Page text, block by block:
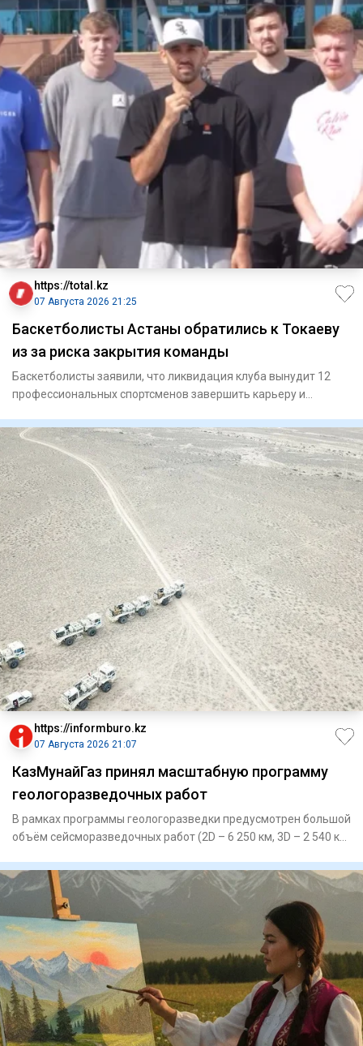
https://total.kz
07 Августа 2026 21:25
Баскетболисты Астаны обратились к Токаеву
из за риска закрытия команды
Баскетболисты заявили, что ликвидация клуба вынудит 12
профессиональных спортсменов завершить карьеру и
https://informburo.kz
07 Августа 2026 21:07
КазМунайГаз принял масштабную программу
геологоразведочных работ
В рамках программы геологоразведки предусмотрен большой
объём сейсморазведочных работ (2D – 6 250 км, 3D – 2 540 кв.